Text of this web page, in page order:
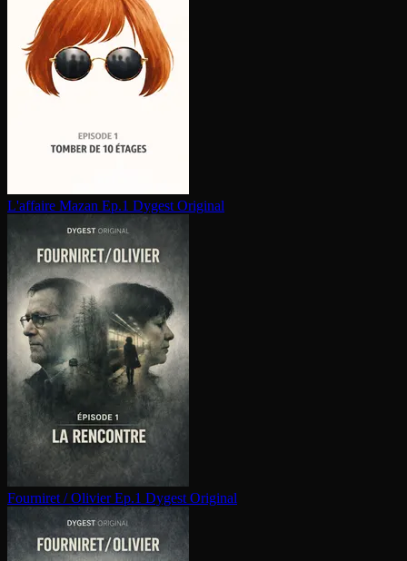
L'affaire Mazan Ep.1 Dygest Original
Fourniret / Olivier Ep.1 Dygest Original